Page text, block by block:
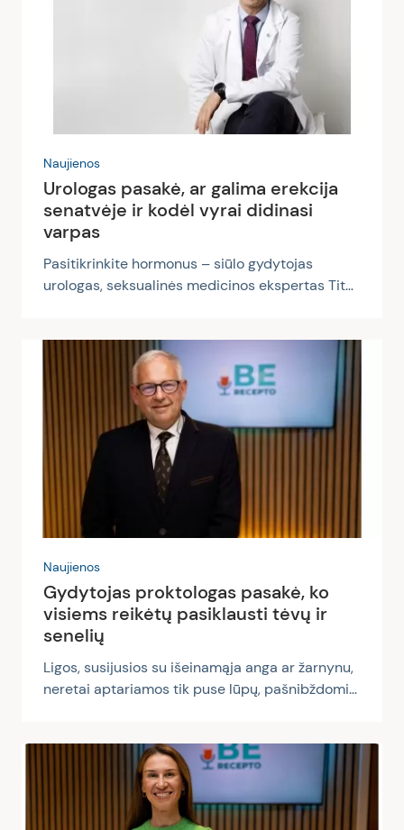
omega riebalų rūgštys yra svarbios Omega-3 ir
omega-6 riebalų rūgštys yra nepakeičiamosios
riebalų rūgštys, kurių organizmas negali
pasigaminti pats – jas būtina gauti su maistu
Naujienos
Urologas pasakė, ar galima erekcija
senatvėje ir kodėl vyrai didinasi
varpas
Pasitikrinkite hormonus – siūlo gydytojas
urologas, seksualinės medicinos ekspertas Titas
tinklalaidėje „Be recepto“ gydytojas į vatą
nevynioja: anot jo, tai, kad bėgant metams
erekcija mažėja ar net visai dingsta, nėra
normalu ir to galima išvengti. Pasakodamas
apie savo darbo specifiką, T. Simaška juokauja,
kad kartais tenka pacientus kaip reikiant
pakamantinėti, kol iš jų išgauna atsakymą,...
Naujienos
Gydytojas proktologas pasakė, ko
visiems reikėtų pasiklausti tėvų ir
senelių
Ligos, susijusios su išeinamąja anga ar žarnynu,
neretai aptariamos tik puse lūpų, pašnibždomis
naršo internete, ieškodami atsakymų, kokia
neganda ištiko bei kuo nuo jos vaduotis, ir tik
nebetekę vilties išgyti savarankiškai, praveria
gydytojo proktologo kabineto duris.